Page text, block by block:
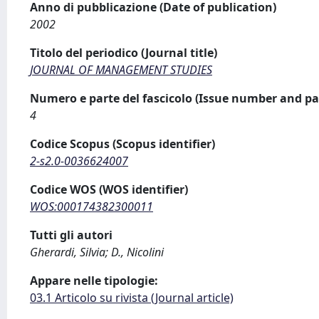
Anno di pubblicazione (Date of publication)
2002
Titolo del periodico (Journal title)
JOURNAL OF MANAGEMENT STUDIES
Numero e parte del fascicolo (Issue number and
4
Codice Scopus (Scopus identifier)
2-s2.0-0036624007
Codice WOS (WOS identifier)
WOS:000174382300011
Tutti gli autori
Gherardi, Silvia; D., Nicolini
Appare nelle tipologie:
03.1 Articolo su rivista (Journal article)